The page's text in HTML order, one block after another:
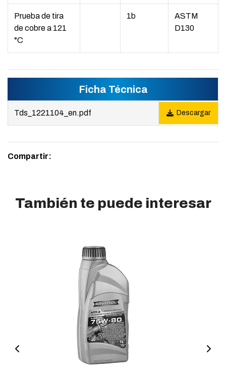
Prueba de tira
de cobre a 121
°C
1b
ASTM
D130
Ficha Técnica
Tds_1221104_en.pdf Descargar
Compartir:
También te puede interesar